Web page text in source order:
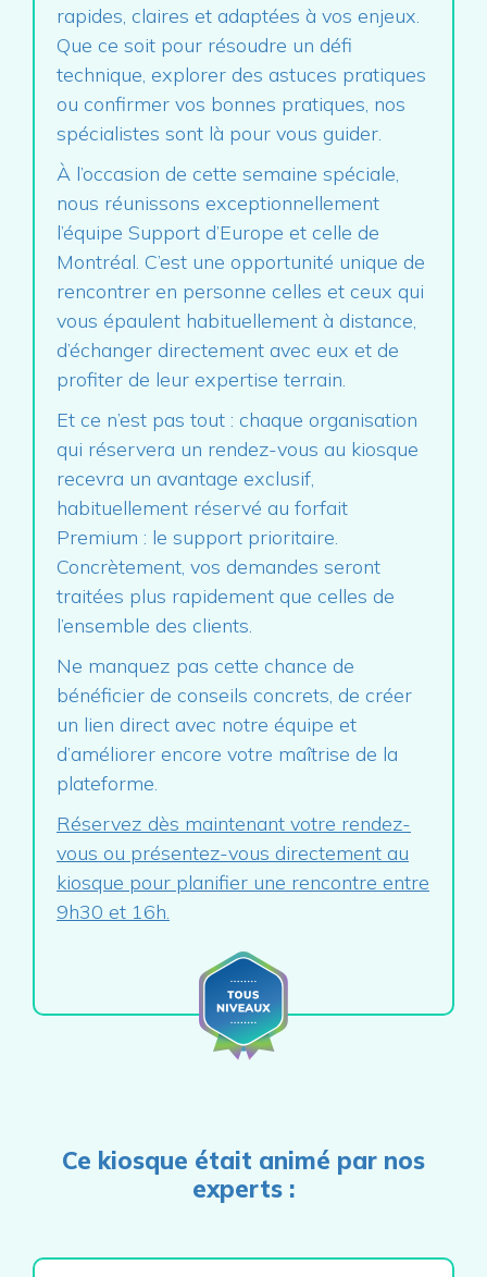
rapides, claires et adaptées à vos enjeux.
Que ce soit pour résoudre un défi
technique, explorer des astuces pratiques
ou confirmer vos bonnes pratiques, nos
spécialistes sont là pour vous guider.
À l’occasion de cette semaine spéciale,
nous réunissons exceptionnellement
l’équipe Support d’Europe et celle de
Montréal. C’est une opportunité unique de
rencontrer en personne celles et ceux qui
vous épaulent habituellement à distance,
d’échanger directement avec eux et de
profiter de leur expertise terrain.
Et ce n’est pas tout : chaque organisation
qui réservera un rendez-vous au kiosque
recevra un avantage exclusif,
habituellement réservé au forfait
Premium : le support prioritaire.
Concrètement, vos demandes seront
traitées plus rapidement que celles de
l’ensemble des clients.
Ne manquez pas cette chance de
bénéficier de conseils concrets, de créer
un lien direct avec notre équipe et
d’améliorer encore votre maîtrise de la
plateforme.
Réservez dès maintenant votre rendez-
vous ou présentez-vous directement au
kiosque pour planifier une rencontre entre
9h30 et 16h.
Ce kiosque était animé par nos
experts :